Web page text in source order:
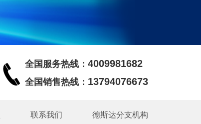
全国服务热线： 4009981682
全国销售热线： 13794076673
联系我们 德斯达分支机构